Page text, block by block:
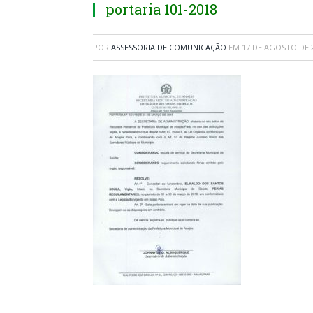
portaria 101-2018
POR ASSESSORIA DE COMUNICAÇÃO EM 17 DE AGOSTO DE